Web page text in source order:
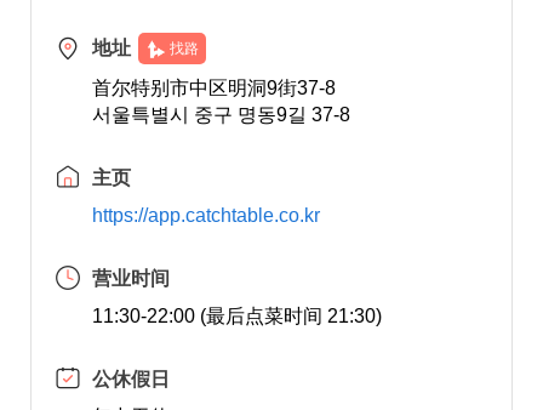
地址 找路
首尔特别市中区明洞9街37-8
서울특별시 중구 명동9길 37-8
主页
https://app.catchtable.co.kr
营业时间
11:30-22:00 (最后点菜时间 21:30)
公休假日